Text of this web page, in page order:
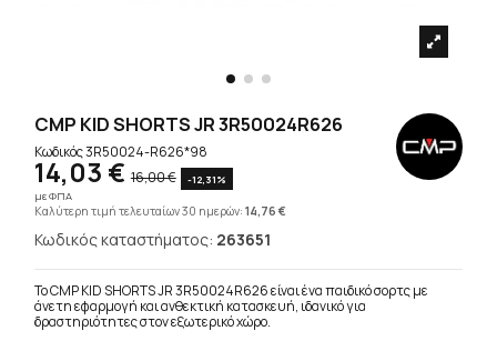
CMP KID SHORTS JR 3R50024R626
Κωδικός3R50024-R626*98
14,03 € 16,00 €
-12,31%
με ΦΠΑ
Καλύτερη τιμή τελευταίων 30 ημερών:14,76 €
Κωδικός καταστήματος: 263651
Το CMP KID SHORTS JR 3R50024R626 είναι ένα παιδικό σορτς με
άνετη εφαρμογή και ανθεκτική κατασκευή, ιδανικό για
δραστηριότητες στον εξωτερικό χώρο.